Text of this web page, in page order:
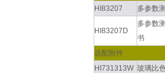
HI83207
多参数
HI83207D
多参数
书
选配附件
HI731313W 玻璃比